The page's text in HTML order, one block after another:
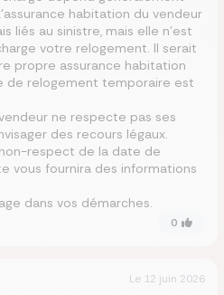
habitation du vendeur
liés au sinistre, mais elle n’est
votre relogement. Il serait
propre assurance habitation
de relogement temporaire est
ne respecte pas ses
des recours légaux.
respect de la date de
vous fournira des informations
dans vos démarches.
0
Le 12 juin 2026